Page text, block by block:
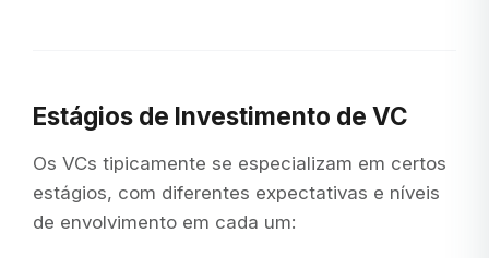
Estágios de Investimento de VC
Os VCs tipicamente se especializam em certos
estágios, com diferentes expectativas e níveis
de envolvimento em cada um: